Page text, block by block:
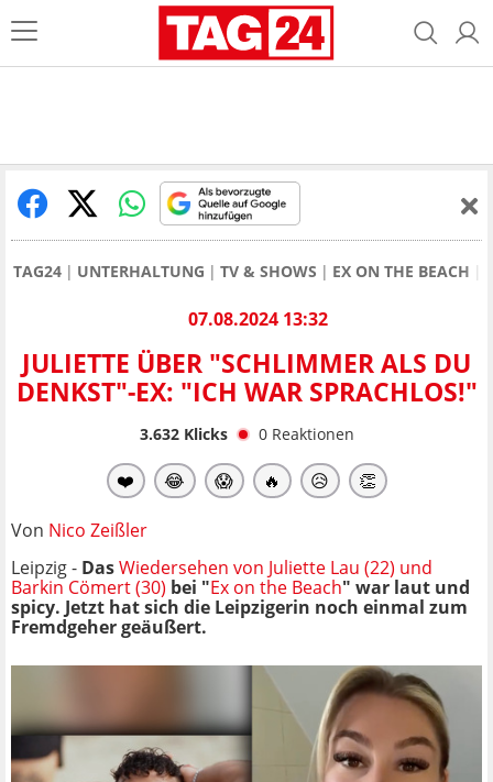
TAG24 UNTERHALTUNG TV & SHOWS EX ON THE BEACH
07.08.2024 13:32
JULIETTE ÜBER "SCHLIMMER ALS DU
DENKST"-EX: "ICH WAR SPRACHLOS!"
3.632Klicks 0 Reaktionen
❤️ 😂 😱 🔥 😥 👏
Von Nico Zeißler
Leipzig - DasWiedersehen von Juliette Lau (22) und
Barkin Cömert (30) bei "Ex on the Beach" war laut und
spicy. Jetzt hat sich die Leipzigerin noch einmal zum
Fremdgeher geäußert.